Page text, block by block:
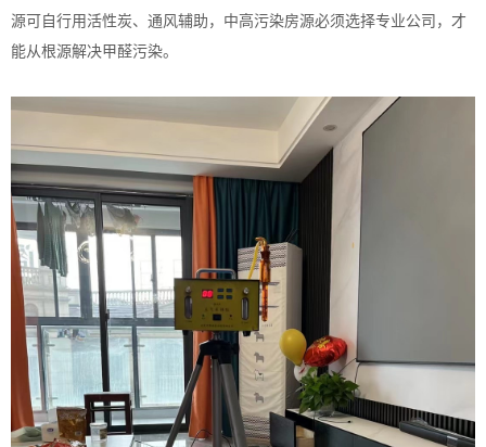
源可自行用活性炭、通风辅助，中高污染房源必须选择专业公司，才
能从根源解决甲醛污染。